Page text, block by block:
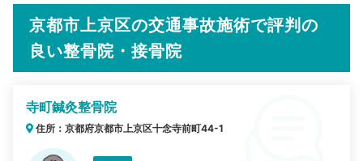
京都市上京区の交通事故施術で評判の
良い整骨院・接骨院
寺町鍼灸整骨院
住所：京都府京都市上京区十念寺前町44-1